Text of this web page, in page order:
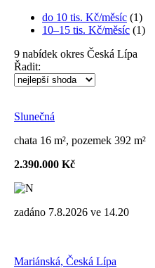
do 10 tis. Kč/měsíc (1)
10–15 tis. Kč/měsíc (1)
9 nabídek okres Česká Lípa
Řadit:
Slunečná
chata 16 m², pozemek 392 m²
2.390.000 Kč
zadáno 7.8.2026 ve 14.20
Mariánská, Česká Lípa